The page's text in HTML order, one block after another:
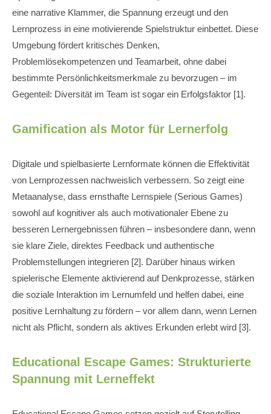
eine narrative Klammer, die Spannung erzeugt und den
Lernprozess in eine motivierende Spielstruktur einbettet. Diese
Umgebung fördert kritisches Denken,
Problemlösekompetenzen und Teamarbeit, ohne dabei
bestimmte Persönlichkeitsmerkmale zu bevorzugen – im
Gegenteil: Diversität im Team ist sogar ein Erfolgsfaktor [1].
Gamification als Motor für Lernerfolg
Digitale und spielbasierte Lernformate können die Effektivität
von Lernprozessen nachweislich verbessern. So zeigt eine
Metaanalyse, dass ernsthafte Lernspiele (Serious Games)
sowohl auf kognitiver als auch motivationaler Ebene zu
besseren Lernergebnissen führen – insbesondere dann, wenn
sie klare Ziele, direktes Feedback und authentische
Problemstellungen integrieren [2]. Darüber hinaus wirken
spielerische Elemente aktivierend auf Denkprozesse, stärken
die soziale Interaktion im Lernumfeld und helfen dabei, eine
positive Lernhaltung zu fördern – vor allem dann, wenn Lernen
nicht als Pflicht, sondern als aktives Erkunden erlebt wird [3].
Educational Escape Games: Strukturierte
Spannung mit Lerneffekt